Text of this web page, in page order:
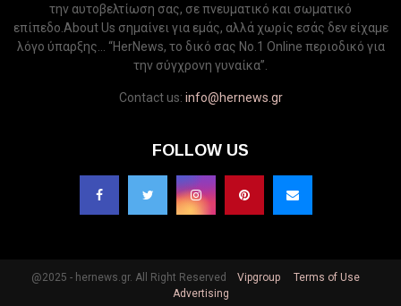
την αυτοβελτίωση σας, σε πνευματικό και σωματικό
επίπεδο.About Us σημαίνει για εμάς, αλλά χωρίς εσάς δεν είχαμε
λόγο ύπαρξης... “HerNews, το δικό σας Νo.1 Online περιοδικό για
την σύγχρονη γυναίκα”.
Contact us: info@hernews.gr
FOLLOW US
@2025 - hernews.gr. All Right Reserved Vipgroup
Terms of Use
Advertising